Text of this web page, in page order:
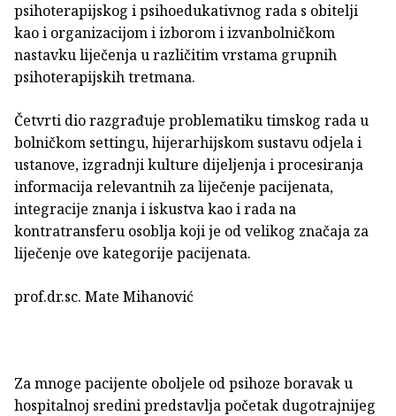
psihoterapijskog i psihoedukativnog rada s obitelji
kao i organizacijom i izborom i izvanbolničkom
nastavku liječenja u različitim vrstama grupnih
psihoterapijskih tretmana.
Četvrti dio razgrađuje problematiku timskog rada u
bolničkom settingu, hijerarhijskom sustavu odjela i
ustanove, izgradnji kulture dijeljenja i procesiranja
informacija relevantnih za liječenje pacijenata,
integracije znanja i iskustva kao i rada na
kontratransferu osoblja koji je od velikog značaja za
liječenje ove kategorije pacijenata.
prof.dr.sc. Mate Mihanović
Za mnoge pacijente oboljele od psihoze boravak u
hospitalnoj sredini predstavlja početak dugotrajnijeg